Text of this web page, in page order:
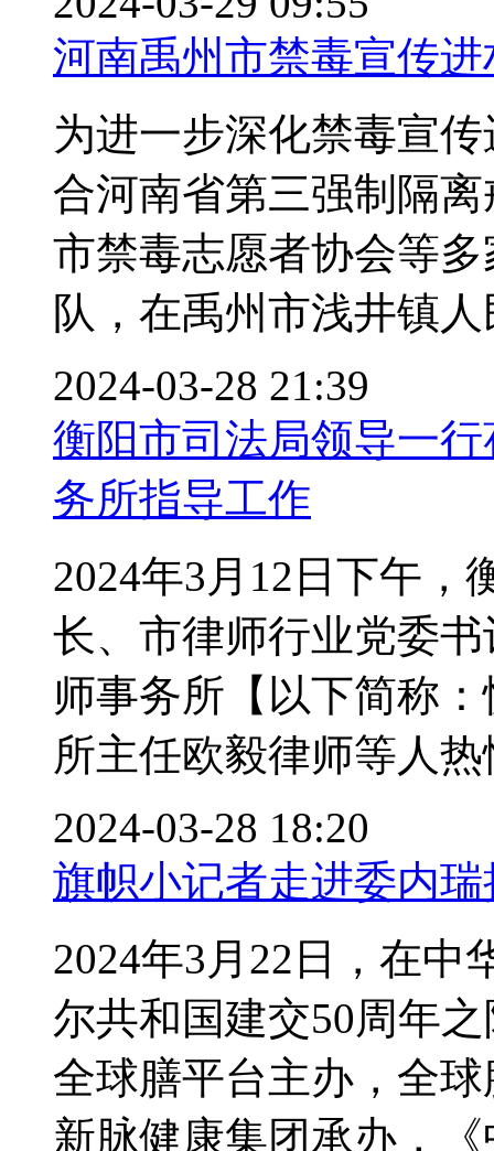
河南禹州市禁毒宣传
为进一步深化禁毒宣
合河南省第三强制隔
市禁毒志愿者协会等
队，在禹州市浅井镇人
2024-03-28 21:39
衡阳市司法局领导一
务所指导工作
2024年3月12日下午，
长、市律师行业党委
师事务所【以下简称
所主任欧毅律师等人热
2024-03-28 18:20
旗帜小记者走进委内
2024年3月22日，在中
尔共和国建交50周年
全球膳平台主办，全
新脉健康集团承办，